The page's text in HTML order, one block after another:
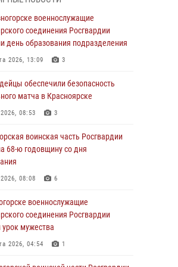
сотрудники Росгвардии
подозреваемого в серии краж из
Красноярского соединения
познакомили отдыхающих детей
2026, 13:12 2
военнослужащие
соединения Росгвардии
2026, 13:09 3
воинская часть Росгвардии
68-ю годовщину со дня
военнослужащие
соединения Росгвардии
день образования подразделения
2026, 13:09 3
обеспечили безопасность
матча в Красноярске
08:53 3
воинская часть Росгвардии
68-ю годовщину со дня
08:08 6
военнослужащие
соединения Росгвардии
урок мужества
2026, 04:54 1